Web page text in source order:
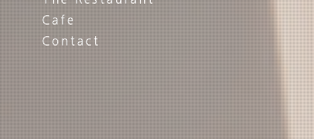
Cafe
Contact